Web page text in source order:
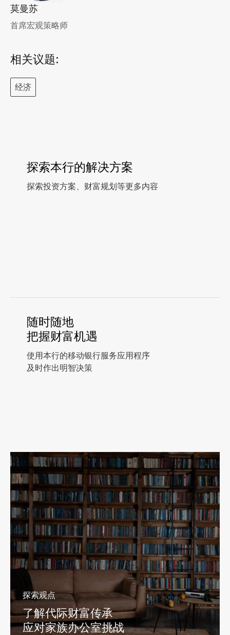
莫曼苏
首席宏观策略师
相关议题:
经济
探索本行的解决方案
探索投资方案、财富规划等更多内容
随时随地
把握财富机遇
使用本行的移动银行服务应用程序
及时作出明智决策
探索观点
了解代际财富传承
应对家族办公室挑战